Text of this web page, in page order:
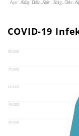
Apr.. '20Aug.. '20Dez.. '20Apr.. '21Aug.. '21
Dez..
COVID-19
30.000
45.000
60.000
75.000
90.000